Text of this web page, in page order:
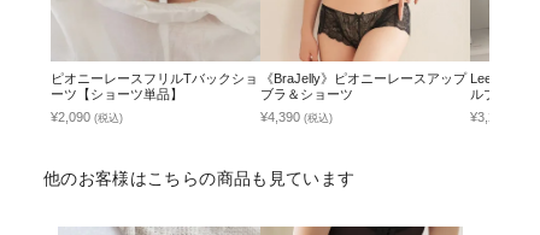
ピオニーレースフリルTバックショ
ーツ【ショーツ単品】
¥2,090 (税込)
《BraJelly》ピオニーレースアップ
ブラ＆ショーツ
¥4,390 (税込)
Leene コ
ルブラ&シ
脇高谷間ブ
¥3,292
他のお客様はこちらの商品も見ています